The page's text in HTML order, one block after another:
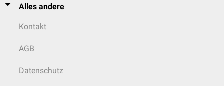
Alles andere
Kontakt
AGB
Datenschutz